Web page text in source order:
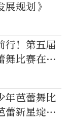
规划》
行！第五届
舞比赛在京
年芭蕾舞比
蕾新星绽放